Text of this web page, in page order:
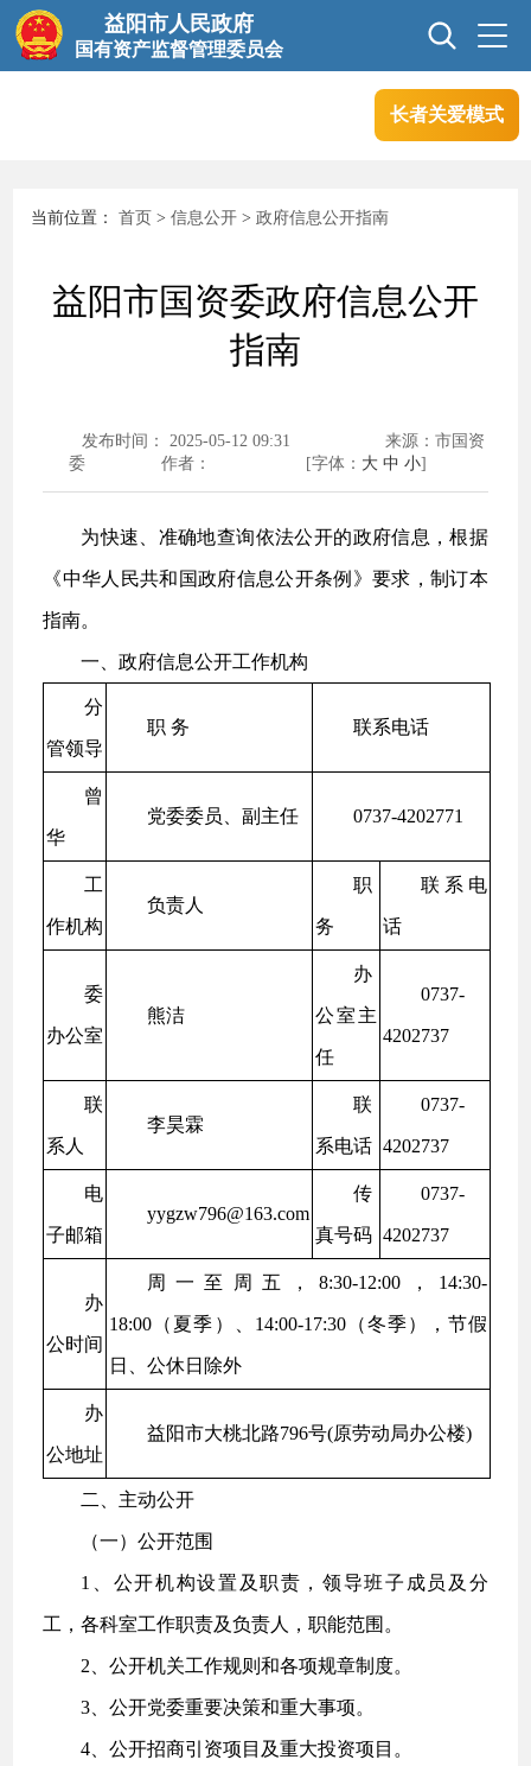
益阳市人民政府
国有资产监督管理委员会
信息公开
长者关爱模式
当前位置：首页 >信息公开 >政府信息公开指南
益阳市国资委政府信息公开
指南
发布时间： 2025-05-12 09:31
来源：市国资
委
作者： [字体： 大 中 小]
为快速、准确地查询依法公开的政府信息，根据
《中华人民共和国政府信息公开条例》要求，制订本
指南。
一、政府信息公开工作机构
分
管领导
职 务 联系电话
曾
华
党委委员、副主任 0737-4202771
工
作机构
负责人
职
务
联系电
话
委
办公室
熊洁
办
公室主
任
0737-
4202737
联
系人
李昊霖
联
系电话
0737-
4202737
电
子邮箱
yygzw796@163.com
传
真号码
0737-
4202737
办
公时间
周一至周五，8:30-12:00，14:30-
18:00（夏季）、14:00-17:30（冬季），节假
日、公休日除外
办
公地址
益阳市大桃北路796号(原劳动局办公楼)
二、主动公开
（一）公开范围
1、公开机构设置及职责，领导班子成员及分
工，各科室工作职责及负责人，职能范围。
2、公开机关工作规则和各项规章制度。
3、公开党委重要决策和重大事项。
4、公开招商引资项目及重大投资项目。